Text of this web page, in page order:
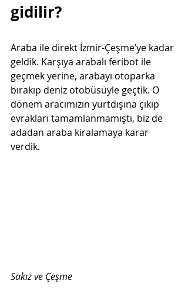
gidilir?
Araba ile direkt İzmir-Çeşme’ye kadar
geldik. Karşıya arabalı feribot ile
geçmek yerine, arabayı otoparka
bırakıp deniz otobüsüyle geçtik. O
dönem aracımızın yurtdışına çıkıp
evrakları tamamlanmamıştı, biz de
adadan araba kiralamaya karar
verdik.
Sakız ve Çeşme